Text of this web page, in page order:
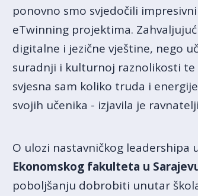
ponovno smo svjedočili
eTwinning projektima.
digitalne i jezične vještine, nego
suradnji i kulturnoj raznolikosti te
svjesna sam koliko truda i
svojih učenika - izjavila je
O ulozi nastavničkog
Ekonomskog fakulteta u
poboljšanju dobrobiti unutar